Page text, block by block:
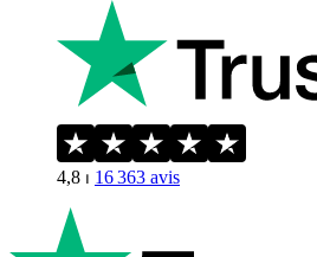
4,8 ⏐ 16 363 avis